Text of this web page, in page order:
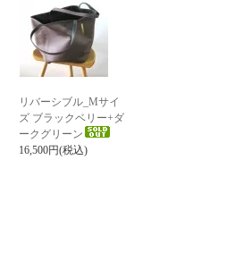
リバーシブル_Mサイ
ズ ブラックベリー+ダ
ークグリーン
16,500円(税込)